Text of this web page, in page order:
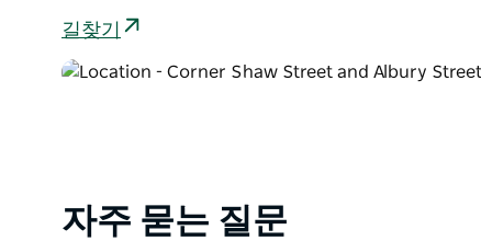
길찾기
자주 묻는 질문